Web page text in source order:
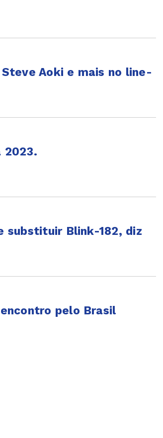
Aoki e mais no line-
2023.
substituir Blink-182, diz
pelo Brasil